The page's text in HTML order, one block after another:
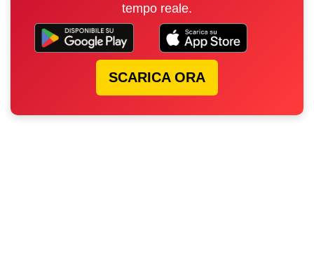
tempo reale.
SCARICA ORA